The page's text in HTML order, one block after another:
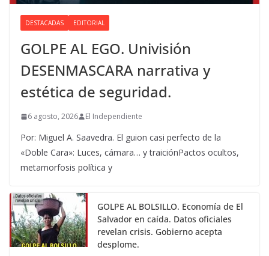
DESTACADAS EDITORIAL
GOLPE AL EGO. Univisión
DESENMASCARA narrativa y
estética de seguridad.
6 agosto, 2026 El Independiente
Por: Miguel A. Saavedra. El guion casi perfecto de la
«Doble Cara»: Luces, cámara… y traiciónPactos ocultos,
metamorfosis política y
GOLPE AL BOLSILLO. Economía de El
Salvador en caída. Datos oficiales
revelan crisis. Gobierno acepta
desplome.